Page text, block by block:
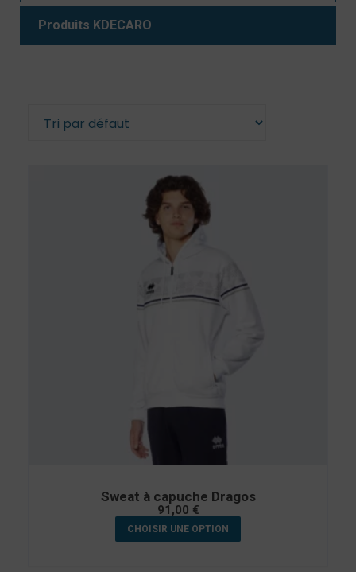
Produits KDECARO
Sweat à capuche Dragos
91,00 €
CHOISIR UNE OPTION